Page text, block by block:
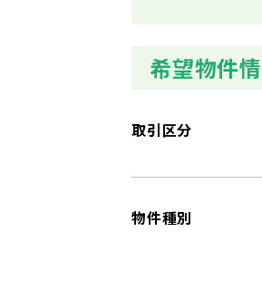
希望物件
取引区分
物件種別